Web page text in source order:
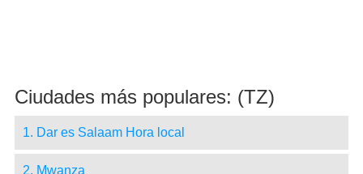
Ciudades más populares: (TZ)
1. Dar es Salaam Hora local
2. Mwanza